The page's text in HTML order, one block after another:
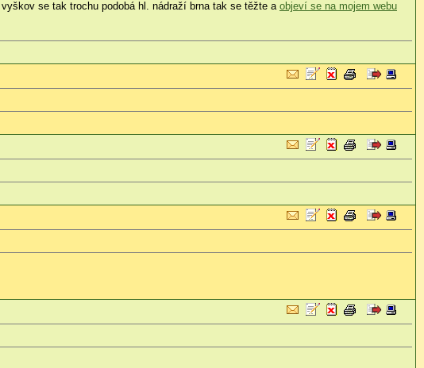
se tak trochu podobá hl. nádraží brna tak se těžte a objeví se na mojem webu